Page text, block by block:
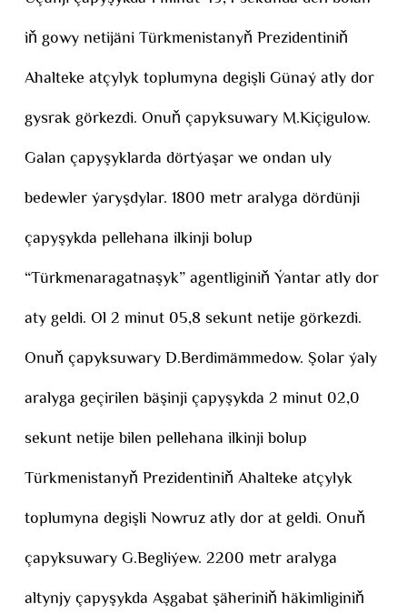
iň gowy netijäni Türkmenistanyň Prezidentiniň
Ahalteke atçylyk toplumyna degişli Günaý atly dor
gysrak görkezdi. Onuň çapyksuwary M.Kiçigulow.
Galan çapyşyklarda dörtýaşar we ondan uly
bedewler ýaryşdylar. 1800 metr aralyga dördünji
çapyşykda pellehana ilkinji bolup
“Türkmenaragatnaşyk” agentliginiň Ýantar atly dor
aty geldi. Ol 2 minut 05,8 sekunt netije görkezdi.
Onuň çapyksuwary D.Berdimämmedow. Şolar ýaly
aralyga geçirilen bäşinji çapyşykda 2 minut 02,0
sekunt netije bilen pellehana ilkinji bolup
Türkmenistanyň Prezidentiniň Ahalteke atçylyk
toplumyna degişli Nowruz atly dor at geldi. Onuň
çapyksuwary G.Begliýew. 2200 metr aralyga
altynjy çapyşykda Aşgabat şäheriniň häkimliginiň